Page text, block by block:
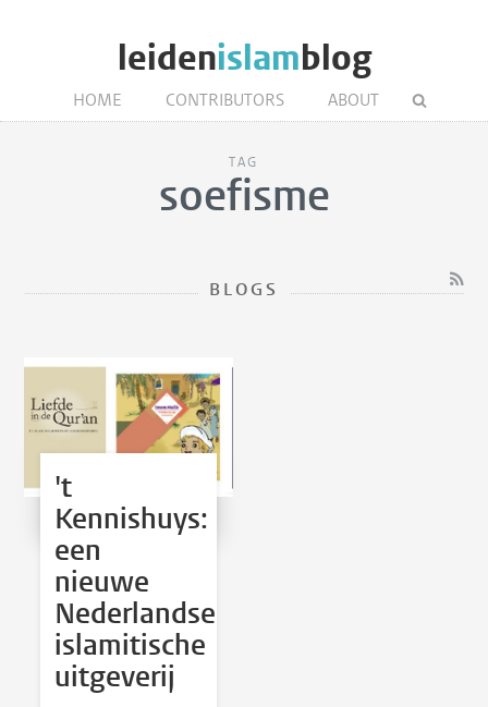
leidenislamblog
HOME CONTRIBUTORS ABOUT
TAG
soefisme
BLOGS
't
Kennishuys:
een
nieuwe
Nederlandse
islamitische
uitgeverij